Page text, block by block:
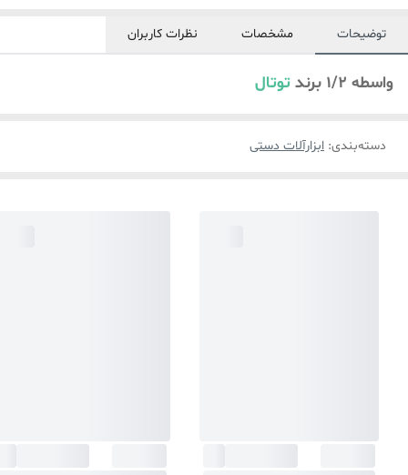
توضیحات مشخصات نظرات کاربران
واسطه 1/2 برند توتال
دسته‌بندی: ابزارآلات دستی